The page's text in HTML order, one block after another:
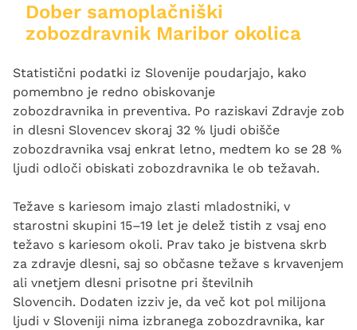
Dober samoplačniški
zobozdravnik Maribor okolica
Statistični podatki iz Slovenije poudarjajo, kako
pomembno je redno obiskovanje
zobozdravnika in preventiva. Po raziskavi Zdravje zob
in dlesni Slovencev skoraj 32 % ljudi obišče
zobozdravnika vsaj enkrat letno, medtem ko se 28 %
ljudi odloči obiskati zobozdravnika le ob težavah.
Težave s kariesom imajo zlasti mladostniki, v
starostni skupini 15–19 let je delež tistih z vsaj eno
težavo s kariesom okoli. Prav tako je bistvena skrb
za zdravje dlesni, saj so občasne težave s krvavenjem
ali vnetjem dlesni prisotne pri številnih
Slovencih. Dodaten izziv je, da več kot pol milijona
ljudi v Sloveniji nima izbranega zobozdravnika, kar